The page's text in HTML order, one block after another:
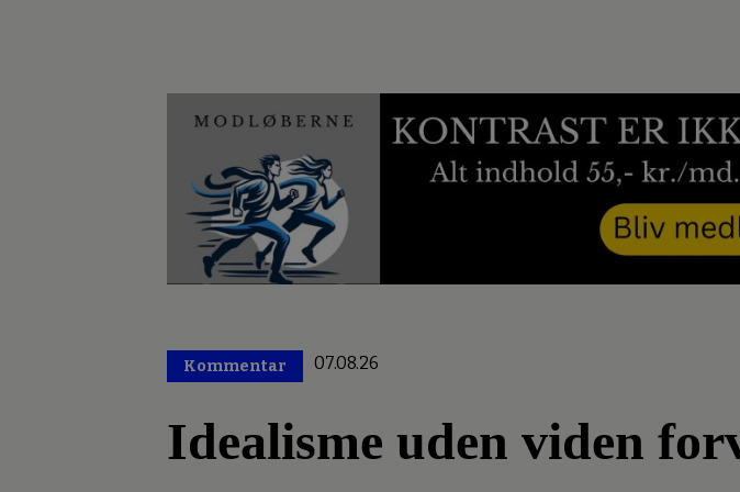
Kommentar 07.08.26
Idealisme uden viden